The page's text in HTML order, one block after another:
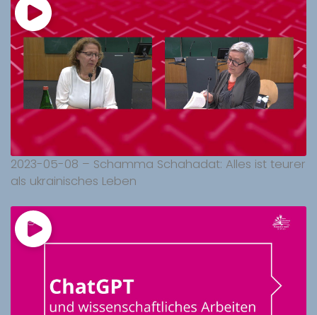
2023-05-08 – Schamma Schahadat: Alles ist teurer
als ukrainisches Leben